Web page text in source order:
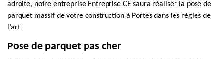
adroite, notre entreprise Entreprise CE saura réaliser la pose de
parquet massif de votre construction à Portes dans les règles de
l’art.
Pose de parquet pas cher